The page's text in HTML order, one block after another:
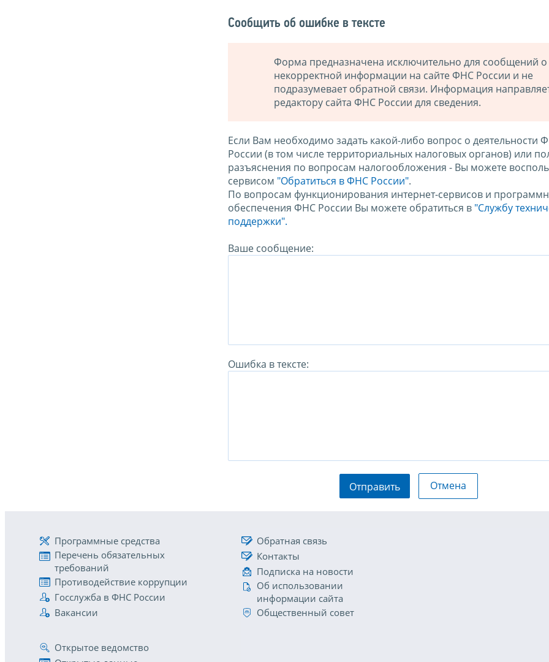
Сообщить об ошибке в тексте
Форма предназначена исключительно для сообщений о
некорректной информации на сайте ФНС России и не
подразумевает обратной связи. Информация
редактору сайта ФНС России для сведения.
Если Вам необходимо задать какой-либо вопрос о деятельности
России (в том числе территориальных налоговых органов) или
разъяснения по вопросам налогообложения - Вы можете
сервисом "Обратиться в ФНС России".
По вопросам функционирования интернет-сервисов и
обеспечения ФНС России Вы можете обратиться в "Службу
поддержки".
Ваше сообщение:
Ошибка в тексте:
Отправить Отмена
Программные средства
Перечень обязательных
требований
Противодействие коррупции
Госслужба в ФНС России
Вакансии
Обратная связь
Контакты
Подписка на новости
Об использовании
информации сайта
Общественный совет
Открытое ведомство